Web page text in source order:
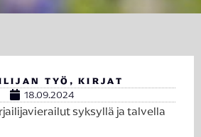
TYÖ,KIRJAT
18.09.2024
syksyllä ja talvella